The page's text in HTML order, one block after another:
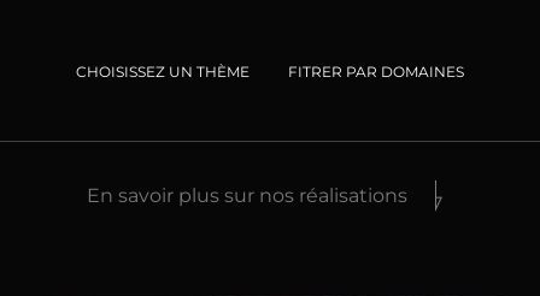
CHOISISSEZ UN THÈME FITRER PAR DOMAINES
En savoir plus sur nos réalisations